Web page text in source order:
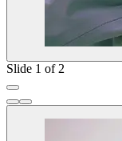
Slide 1 of 2